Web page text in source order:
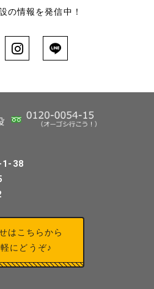
の情報を発信中！
1-38
はこちらから
にどうぞ♪